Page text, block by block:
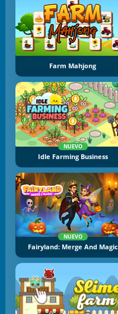
Farm Mahjong
NUEVO
Idle Farming Business
NUEVO
Fairyland: Merge And Magic